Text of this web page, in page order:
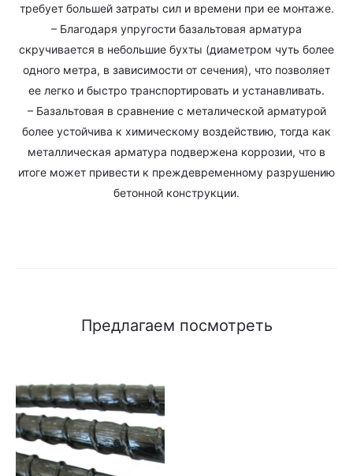
требует большей затраты сил и времени при ее монтаже.
– Благодаря упругости базальтовая арматура
скручивается в небольшие бухты (диаметром чуть более
одного метра, в зависимости от сечения), что позволяет
ее легко и быстро транспортировать и устанавливать.
– Базальтовая в сравнение с металической арматурой
более устойчива к химическому воздействию, тогда как
металлическая арматура подвержена коррозии, что в
итоге может привести к преждевременному разрушению
бетонной конструкции.
Предлагаем посмотреть